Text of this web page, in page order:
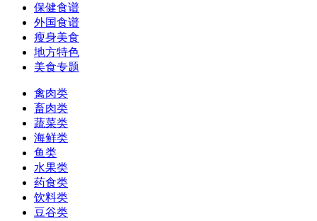
保健食谱
外国食谱
瘦身美食
地方特色
美食专题
禽肉类
畜肉类
蔬菜类
海鲜类
鱼类
水果类
药食类
饮料类
豆谷类